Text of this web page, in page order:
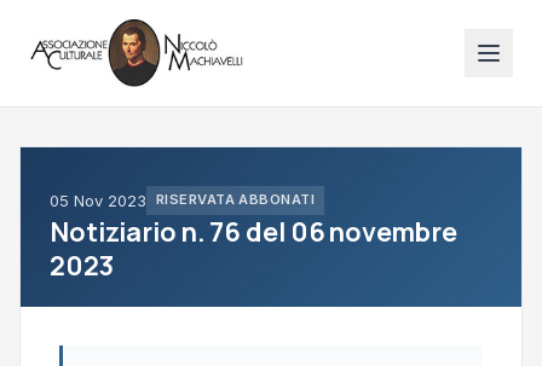
05 Nov 2023 RISERVATA ABBONATI
Notiziario n. 76 del 06 novembre
2023